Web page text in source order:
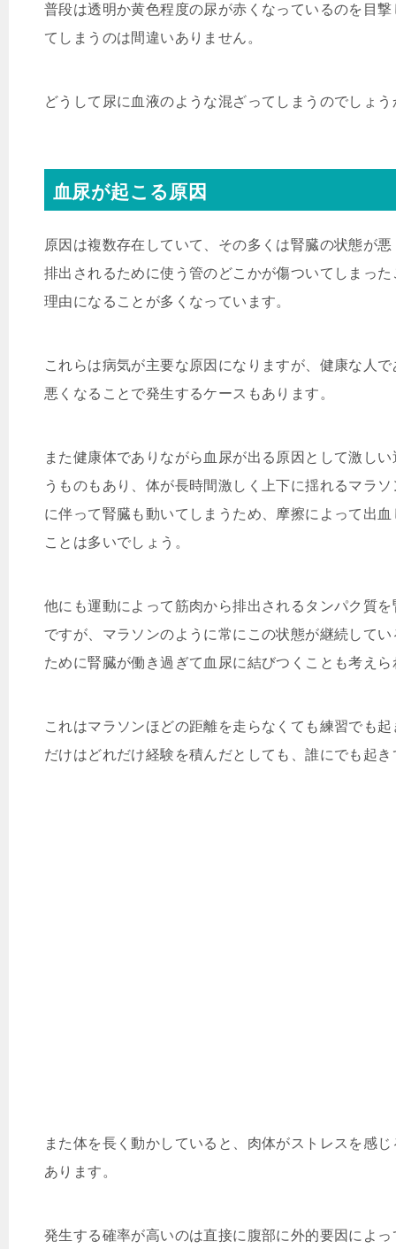
普段は透明か黄色程度の尿が赤くなっているのを目
てしまうのは間違いありません。
どうして尿に血液のような混ざってしまうのでしょう
血尿が起こる原因
原因は複数存在していて、その多くは腎臓の状態が
排出されるために使う管のどこかが傷ついてしまっ
理由になることが多くなっています。
これらは病気が主要な原因になりますが、健康な人
悪くなることで発生するケースもあります。
また健康体でありながら血尿が出る原因として激し
うものもあり、体が長時間激しく上下に揺れるマラ
に伴って腎臓も動いてしまうため、摩擦によって出
ことは多いでしょう。
他にも運動によって筋肉から排出されるタンパク質
ですが、マラソンのように常にこの状態が継続して
ために腎臓が働き過ぎて血尿に結びつくことも考えら
これはマラソンほどの距離を走らなくても練習でも
だけはどれだけ経験を積んだとしても、誰にでも起
また体を長く動かしていると、肉体がストレスを感
あります。
発生する確率が高いのは直接に腹部に外的要因によ